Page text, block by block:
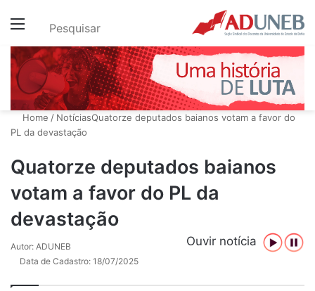
Menu Pesquisar
Home / NotíciasQuatorze deputados baianos votam a favor do
PL da devastação
Quatorze deputados baianos
votam a favor do PL da
devastação
Ouvir notícia
Autor: ADUNEB
Data de Cadastro: 18/07/2025